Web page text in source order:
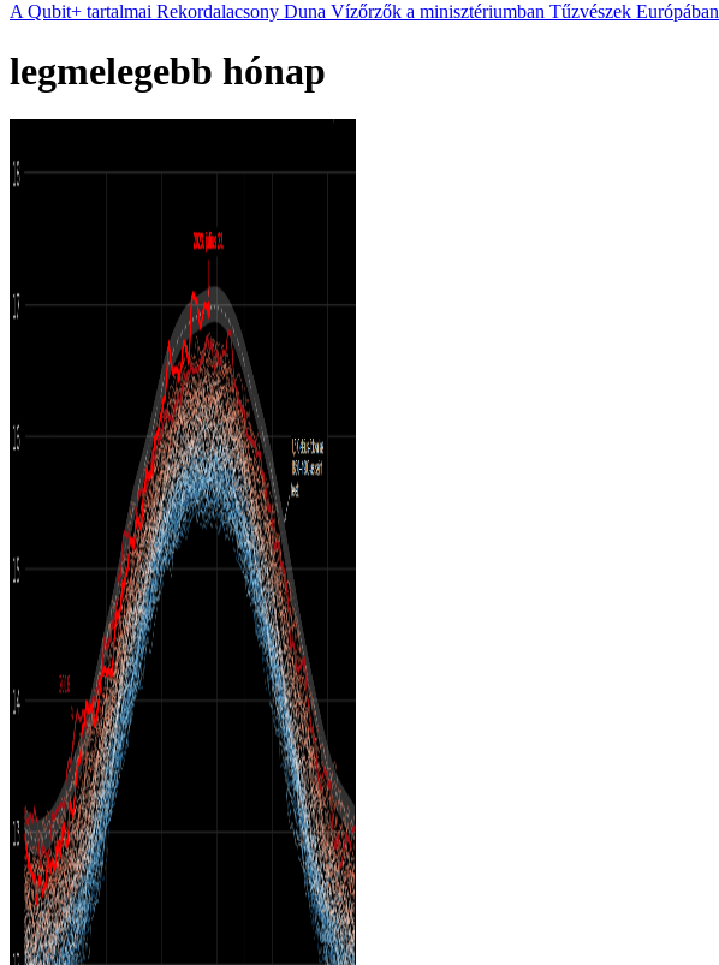
A Qubit+ tartalmai Rekordalacsony Duna Vízőrzők a minisztériumban Tűzvészek Európában
legmelegebb hónap